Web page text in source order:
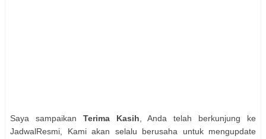
Saya sampaikan Terima Kasih, Anda telah berkunjung ke
JadwalResmi, Kami akan selalu berusaha untuk mengupdate